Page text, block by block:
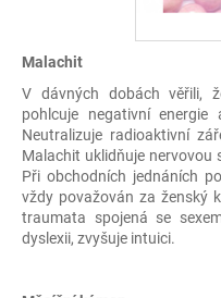
Malachit
V dávných dobách věřili,
pohlcuje negativní
Neutralizuje radioaktivní
Malachit uklidňuje nervovou
Při obchodních jednáních
vždy považován za ženský
traumata spojená se
dyslexii, zvyšuje intuici.